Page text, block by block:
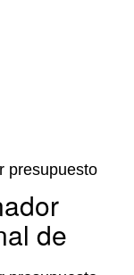
presupuesto
de